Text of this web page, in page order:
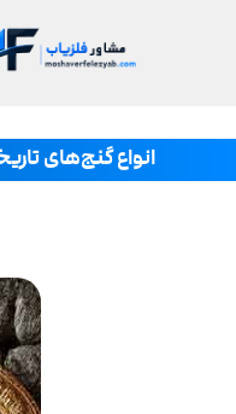
انواع گنج‌های